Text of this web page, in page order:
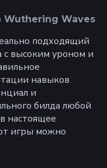
Wuthering Waves
подходящий
высоким уроном и
навыков
и
билда любой
настоящее
игры можно